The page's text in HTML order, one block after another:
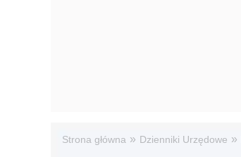
Strona główna » Dzienniki Urzędowe »